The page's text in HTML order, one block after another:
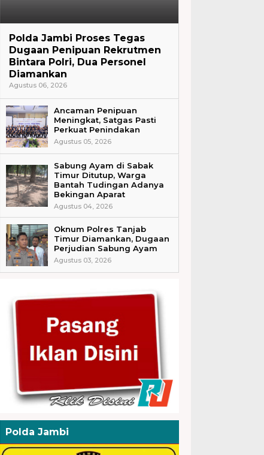
Polda Jambi Proses Tegas
Dugaan Penipuan Rekrutmen
Bintara Polri, Dua Personel
Diamankan
Agustus 06, 2026
Ancaman Penipuan
Meningkat, Satgas Pasti
Perkuat Penindakan
Agustus 05, 2026
Sabung Ayam di Sabak
Timur Ditutup, Warga
Bantah Tudingan Adanya
Bekingan Aparat
Agustus 04, 2026
Oknum Polres Tanjab
Timur Diamankan, Dugaan
Perjudian Sabung Ayam
Agustus 03, 2026
Polda Jambi